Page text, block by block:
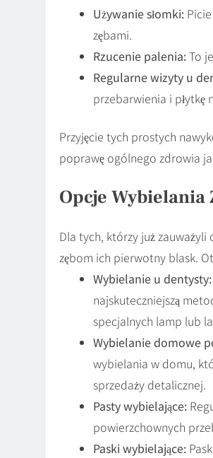
Używanie słomki:
zębami.
Rzucenie palenia:To
Regularne wizyty u
przebarwienia i płytkę
Przyjęcie tych prostych
poprawę ogólnego zdrowia
Opcje Wybielania
Dla tych, którzy już
zębom ich pierwotny blask.
Wybielanie u dentysty:
najskuteczniejszą
specjalnych lamp lub
Wybielanie domowe
wybielania w domu,
sprzedaży detalicznej.
Pasty wybielające:
powierzchownych
Paski wybielające: